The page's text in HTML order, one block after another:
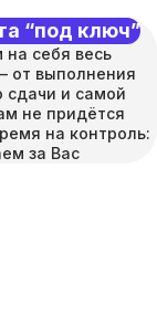
“под ключ”
себя весь
от выполнения
сдачи и самой
не придётся
на контроль:
за Вас